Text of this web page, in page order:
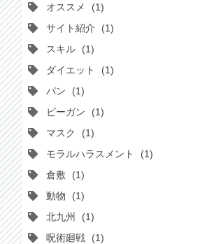
オススメ
1
サイト紹介
1
スキル
1
ダイエット
1
パン
1
ビーガン
1
マスク
1
モラルハラスメント
1
倉敷
1
動物
1
北九州
1
呪術廻戦
1